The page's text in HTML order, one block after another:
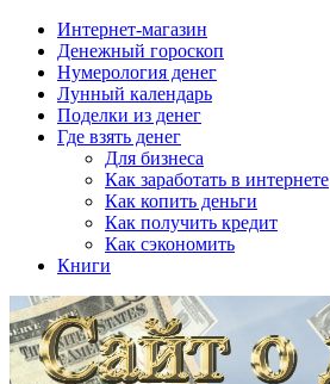
Интернет-магазин
Денежный гороскоп
Нумерология денег
Лунный календарь
Поделки из денег
Где взять денег
Для бизнеса
Как заработать в интернете
Как копить деньги
Как получить кредит
Как сэкономить
Книги